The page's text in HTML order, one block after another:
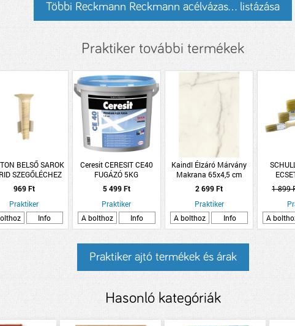
Többi Reckmann Reckmann acélvázas... listázása
Praktiker további termékek
BELSŐ SAROK
SZEGŐLÉCHEZ
60 JERSEY TÖLGY
2DB/CSOMAG
969 Ft
Praktiker
Info
Ceresit CERESIT CE40
FUGÁZÓ 5KG
CEMENTSZÜRKE
5 499 Ft
Praktiker
A bolthoz
Info
Kaindl Élzáró Márvány
Makrana 65x4,5 cm
2db/csomag
2 699 Ft
Praktiker
A bolthoz
Info
20/
1 899
A
Praktiker ajtó termékek és árak
Hasonló kategóriák